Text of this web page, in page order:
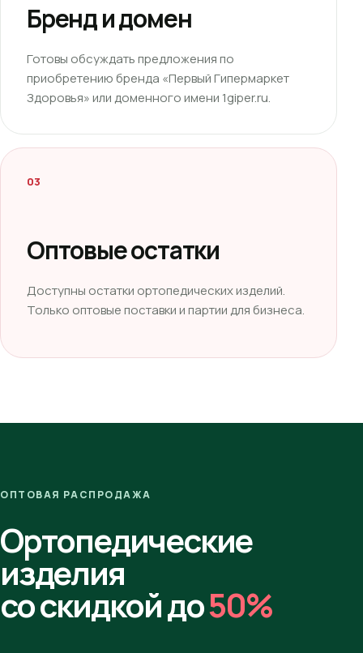
Бренд и домен
Готовы обсуждать предложения по
приобретению бренда «Первый Гипермаркет
Здоровья» или доменного имени 1giper.ru.
03
Оптовые остатки
Доступны остатки ортопедических изделий.
Только оптовые поставки и партии для бизнеса.
ОПТОВАЯ РАСПРОДАЖА
Ортопедические
изделия
со скидкой до50%